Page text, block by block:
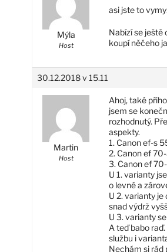
Mýla
Host
asi jste to
Nabízí se
koupí něčeho
30.12.2018 v 15.11
Martin
Host
Ahoj, také
jsem se
rozhodnutý.
aspekty.
1. Canon ef-s
2. Canon ef
3. Canon ef
U 1. varianty
o levné a
U 2. varianty
snad výdrž
U 3. varianty
A teď babo
službu i
Nechám si rád